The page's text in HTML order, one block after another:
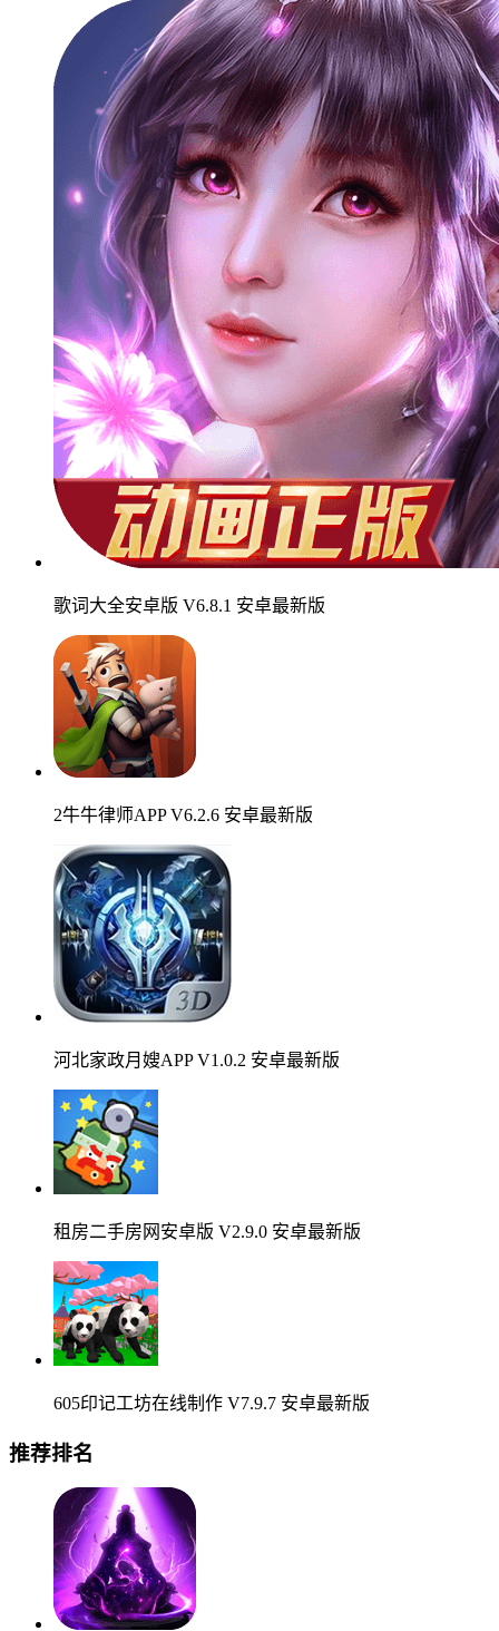
歌词大全安卓版 V6.8.1 安卓最新版
2牛牛律师APP V6.2.6 安卓最新版
河北家政月嫂APP V1.0.2 安卓最新版
租房二手房网安卓版 V2.9.0 安卓最新版
605印记工坊在线制作 V7.9.7 安卓最新版
推荐排名